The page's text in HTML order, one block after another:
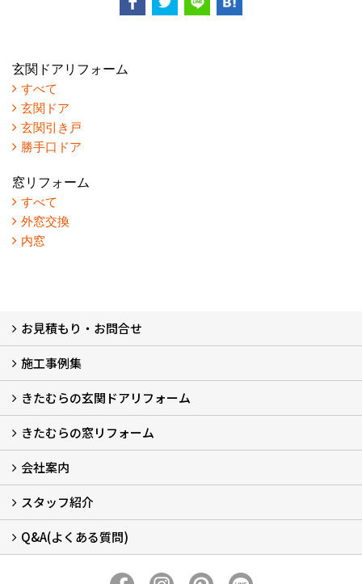
玄関ドアリフォーム
すべて
玄関ドア
玄関引き戸
勝手口ドア
窓リフォーム
すべて
外窓交換
内窓
お見積もり・お問合せ
LINEで概算見積もり
チャットで質問
問い合わせフォームから
オンライン相談
電話で相談
無料現地調査をご希望の方
施工事例集
玄関ドアリフォーム
玄関引戸リフォーム
勝手口ドアリフォーム
窓リフォーム
きたむらの玄関ドアリフォーム
玄関ドアリフォームについて
リシェントについて (23)
・玄関ドアバリエーション (52)
・玄関引戸バリエーション (44)
・勝手口ドアバリエーション (11)
安心の自社施工
無料点検
保証について
価格について
概算見積について (2)
きたむらの窓リフォーム
窓リフォームについて (5)
・内窓設置-LIXILインプラス
・内窓設置-AGCまどまど
・窓交換
・エコガラス交換
・防犯・防災ガラス交換
会社案内
会社概要 (2)
ブログ
アクセス
施工エリア
施工までの流れ
SNSインフォメーション
チャット機能
オンライン打合わせ
補助金について (2)
スタッフ紹介
スタッフ紹介
Q&A(よくある質問)